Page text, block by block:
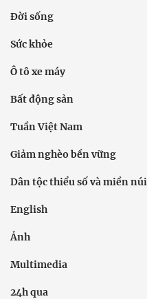
Đời sống
Sức khỏe
Ô tô xe máy
Bất động sản
Tuần Việt Nam
Giảm nghèo bền vững
Dân tộc thiểu số và miền núi
English
Ảnh
Multimedia
24h qua